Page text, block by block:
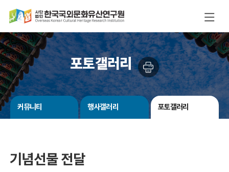
포토갤러리
커뮤니티 행사갤러리 포토갤러리
기념선물 전달